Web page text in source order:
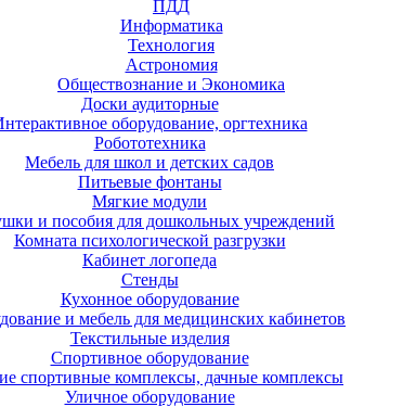
ПДД
Информатика
Технология
Астрономия
Обществознание и Экономика
Доски аудиторные
оборудование, оргтехника
Робототехника
Мебель для школ и детских садов
Питьевые фонтаны
Мягкие модули
и пособия для дошкольных учреждений
Комната психологической разгрузки
Кабинет логопеда
Стенды
Кухонное оборудование
и мебель для медицинских кабинетов
Текстильные изделия
Спортивное оборудование
спортивные комплексы, дачные комплексы
Уличное оборудование